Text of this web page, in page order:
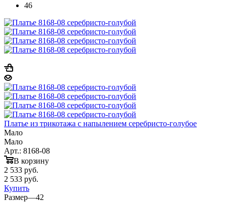
46
Платье из трикотажа с напылением серебристо-голубое
Мало
Мало
Арт.: 8168-08
В корзину
2 533 руб.
2 533 руб.
Купить
Размер—42